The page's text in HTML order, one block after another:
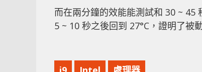
而在兩分鐘的效能能測試和 30 ~ 45
5 ~ 10 秒之後回到 27°C，證明了被